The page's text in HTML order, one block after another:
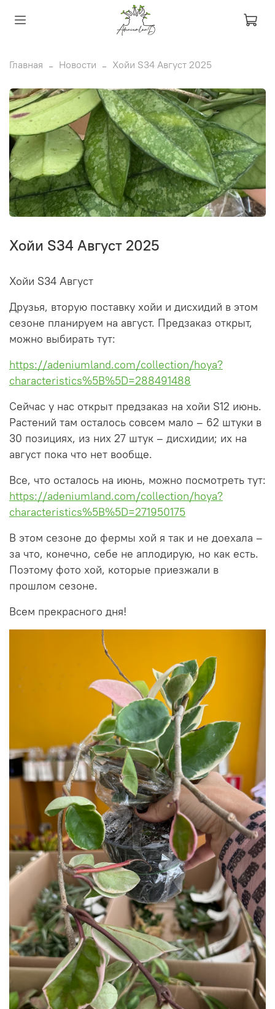
Главная Новости Хойи S34 Август 2025
Хойи S34 Август 2025
Хойи S34 Август
Друзья, вторую поставку хойи и дисхидий в этом
сезоне планируем на август. Предзаказ открыт,
можно выбирать тут:
https://adeniumland.com/collection/hoya?
characteristics%5B%5D=288491488
Сейчас у нас открыт предзаказ на хойи S12 июнь.
Растений там осталось совсем мало – 62 штуки в
30 позициях, из них 27 штук – дисхидии; их на
август пока что нет вообще.
Все, что осталось на июнь, можно посмотреть тут:
https://adeniumland.com/collection/hoya?
characteristics%5B%5D=271950175
В этом сезоне до фермы хой я так и не доехала –
за что, конечно, себе не аплодирую, но как есть.
Поэтому фото хой, которые приезжали в
прошлом сезоне.
Всем прекрасного дня!